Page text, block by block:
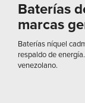
Baterías
marcas
Baterías níquel
respaldo de
venezolano.